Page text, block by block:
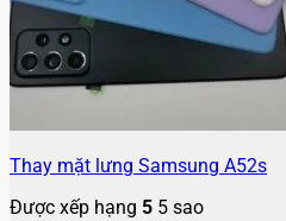
Thay mặt lưng Samsung A52s
Được xếp hạng 5 5 sao